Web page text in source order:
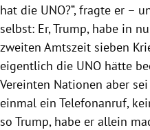
hat die UNO?“, fragte er –
selbst: Er, Trump, habe in
zweiten Amtszeit sieben
eigentlich die UNO hätte
Vereinten Nationen aber
einmal ein Telefonanruf,
so Trump, habe er allein